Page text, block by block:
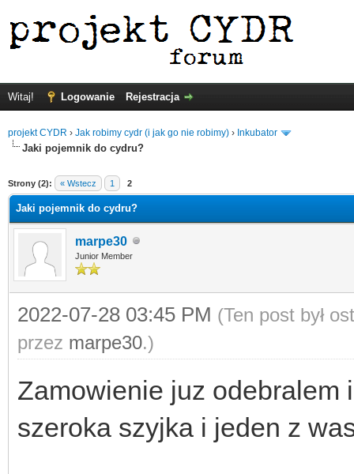
Witaj! Logowanie Rejestracja
projekt CYDR › Jak robimy cydr (i jak go nie robimy) › Inkubator
Jaki pojemnik do cydru?
Strony (2): « Wstecz 1 2
Jaki pojemnik do cydru?
marpe30
Junior Member
2022-07-28 03:45 PM (Ten post był
przez marpe30.)
Zamowienie juz odebralem
szeroka szyjka i jeden z